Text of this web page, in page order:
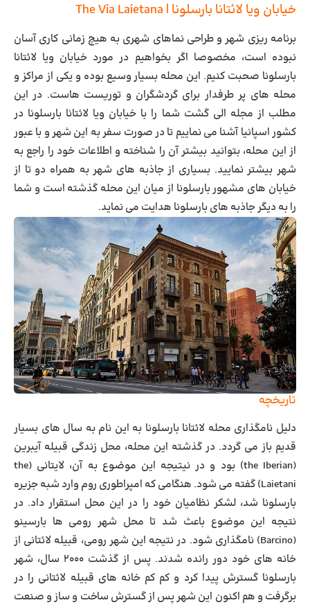
خیابان ویا لائتانا بارسلونا | The Via Laietana
برنامه ریزی شهر و طراحی نماهای شهری به هیچ زمانی کاری آسان
نبوده است، مخصوصا اگر بخواهیم در مورد خیابان ویا لائتانا
بارسلونا صحبت کنیم. این محله بسیار وسیع بوده و یکی از مراکز و
محله های پر طرفدار برای گردشگران و توریست هاست. در این
مطلب از مجله الی گشت شما را با خیابان ویا لائتانا بارسلونا در
کشور اسپانیا آشنا می نماییم تا در صورت سفر به این شهر و با عبور
از این محله، بتوانید بیشتر آن را شناخته و اطلاعات خود را راجع به
شهر بیشتر نمایید. بسیاری از جاذبه های شهر به همراه دو تا از
خیابان های مشهور بارسلونا از میان این محله گذشته است و شما
را به دیگر جاذبه های بارسلونا هدایت می نماید.
تاریخچه
دلیل نامگذاری محله لائتانا بارسلونا به این نام به سال های بسیار
قدیم باز می گردد. در گذشته این محله، محل زندگی قبیله آیبرین
(the Iberian) بود و در نیتیجه این موضوع به آن، لایتانی (the
Laietani) گفته می شود. هنگامی که امپراطوری روم وارد شبه جزیره
بارسلونا شد، لشکر نظامیان خود را در این محل استقرار داد. در
نتیجه این موضوع باعث شد تا محل شهر رومی ها بارسینو
(Barcino) نامگذاری شود. در نتیجه این شهر رومی، قبیله لائتانی از
خانه های خود دور رانده شدند. پس از گذشت ۲۰۰۰ سال، شهر
بارسلونا گسترش پیدا کرد و کم کم خانه های قبیله لائتانی را در
برگرفت و هم اکنون این شهر پس از گسترش ساخت و ساز و صنعت